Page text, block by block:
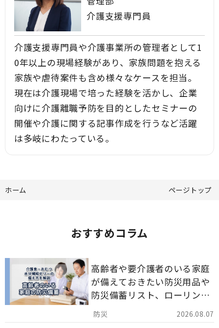
介護支援専門員
介護支援専門員や介護事業所の管理者として1
0年以上の現場経験があり、家族問題を抱える
家族や虐待案件も含め様々なケースを担当。
現在は介護現場で培った経験を活かし、企業
向けに介護離職予防を目的としたセミナーの
開催や介護に関する記事作成を行うなど活躍
は多岐にわたっている。
ホーム ページトップ
おすすめコラム
2026.08.07
高齢者や要介護者のいる家庭
が備えておきたい防災用品や
防災備蓄リスト、ローリング
ストックのポイントについて
解説します。